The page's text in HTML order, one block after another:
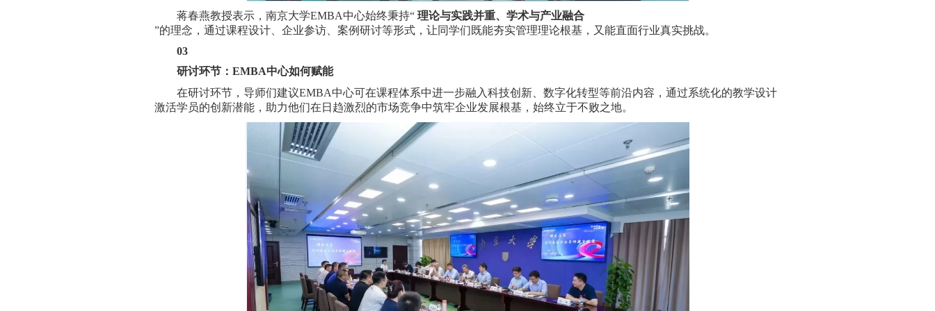
蒋春燕教授表示，南京大学EMBA中心始终秉持“ 理论与实践并重、学术与产业融合
”的理念，通过课程设计、企业参访、案例研讨等形式，让同学们既能夯实管理理论根基，又能直面行业真实挑战。
03
研讨环节：EMBA中心如何赋能
在研讨环节，导师们建议EMBA中心可在课程体系中进一步融入科技创新、数字化转型等前沿内容，通过系统化的教学设计
激活学员的创新潜能，助力他们在日趋激烈的市场竞争中筑牢企业发展根基，始终立于不败之地。